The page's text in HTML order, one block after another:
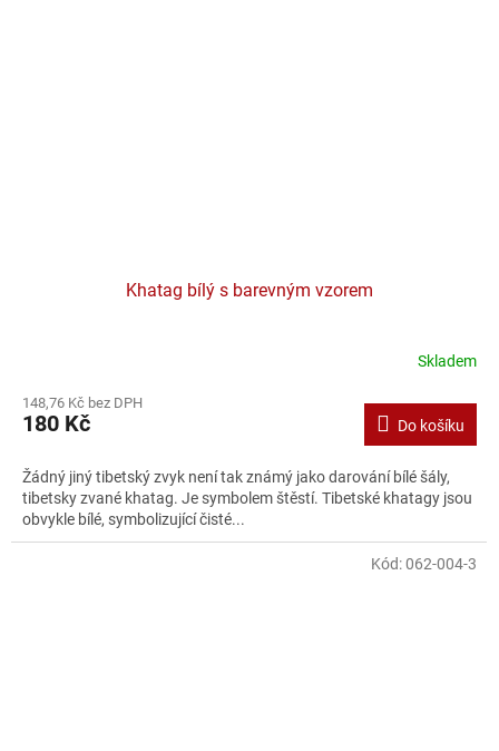
Khatag bílý s barevným vzorem
Skladem
148,76 Kč bez DPH
180 Kč Do košíku
Žádný jiný tibetský zvyk není tak známý jako darování bílé šály,
tibetsky zvané khatag. Je symbolem štěstí. Tibetské khatagy jsou
obvykle bílé, symbolizující čisté...
Kód:062-004-3